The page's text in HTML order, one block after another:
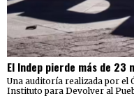
El Indep pierde más de
Una auditoría realizada por el
Instituto para Devolver al